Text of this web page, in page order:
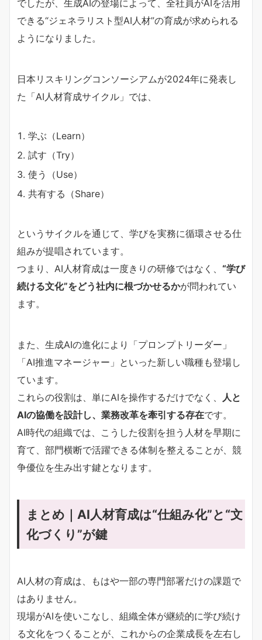
でしたが、生成AIの登場によって、全社員がAIを活用
できる“ジェネラリスト型AI人材”の育成が求められる
ようになりました。
日本リスキリングコンソーシアムが2024年に発表し
た「AI人材育成サイクル」では、
学ぶ（Learn）
試す（Try）
使う（Use）
共有する（Share）
というサイクルを通じて、学びを実務に循環させる仕
組みが提唱されています。
つまり、AI人材育成は一度きりの研修ではなく、 “学び
続ける文化”をどう社内に根づかせるかが問われてい
ます。
また、生成AIの進化により「プロンプトリーダー」
「AI推進マネージャー」といった新しい職種も登場し
ています。
これらの役割は、単にAIを操作するだけでなく、
人と
AIの協働を設計し、業務改革を牽引する存在です。
AI時代の組織では、こうした役割を担う人材を早期に
育て、部門横断で活躍できる体制を整えることが、競
争優位を生み出す鍵となります。
まとめ｜AI人材育成は“仕組み化”と“文
化づくり”が鍵
AI人材の育成は、もはや一部の専門部署だけの課題で
はありません。
現場がAIを使いこなし、組織全体が継続的に学び続け
る文化をつくることが、これからの企業成長を左右し